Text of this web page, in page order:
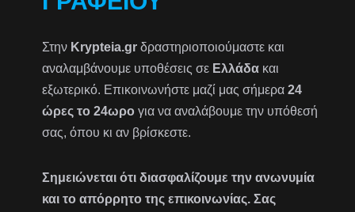
Στην Krypteia.gr δραστηριοποιούμαστε και
αναλαμβάνουμε υποθέσεις σε Ελλάδα και
εξωτερικό. Επικοινωνήστε μαζί μας σήμερα24
ώρες το 24ωρο για να αναλάβουμε την υπόθεσή
σας, όπου κι αν βρίσκεστε.
Σημειώνεται ότι διασφαλίζουμε την ανωνυμία
και το απόρρητο της επικοινωνίας. Σας